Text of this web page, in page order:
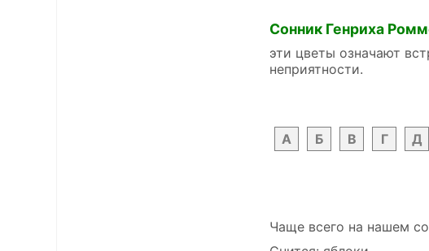
Сонник Генриха
эти цветы означают
неприятности.
А
Б В Г Д
Чаще всего на нашем